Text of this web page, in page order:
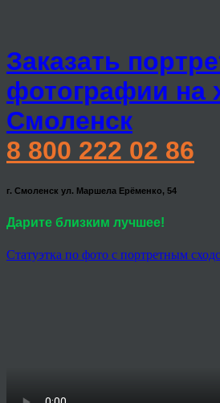
Заказать
фотографии на
Смоленск
8 800 222 02 86
г. Смоленск ул. Маршела Ерёменко, 54
Дарите близким лучшее!
Статуэтка по фото с портретным